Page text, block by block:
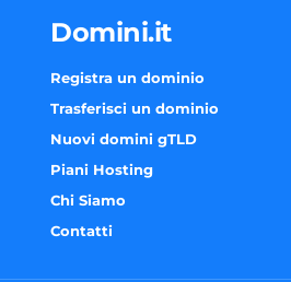
Domini.it
Registra un dominio
Trasferisci un dominio
Nuovi domini gTLD
Piani Hosting
Chi Siamo
Contatti